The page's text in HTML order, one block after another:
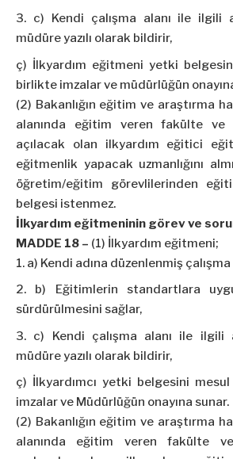
c) Kendi çalışma alanı ile ilgili
müdüre yazılı olarak bildirir,
ç) İlkyardım eğitmeni yetki
birlikte imzalar ve müdürlüğün
(2) Bakanlığın eğitim ve araştırma
alanında eğitim veren fakülte ve
açılacak olan ilkyardım eğitici
eğitmenlik yapacak uzmanlığını
öğretim/eğitim görevlilerinden
belgesi istenmez.
İlkyardım eğitmeninin görev ve
MADDE 18 – (1) İlkyardım eğitmeni;
a) Kendi adına düzenlenmiş çalışma
b) Eğitimlerin standartlara
sürdürülmesini sağlar,
c) Kendi çalışma alanı ile ilgili
müdüre yazılı olarak bildirir,
ç) İlkyardımcı yetki belgesini
imzalar ve Müdürlüğün onayına sunar.
(2) Bakanlığın eğitim ve araştırma
alanında eğitim veren fakülte